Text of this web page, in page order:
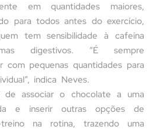
em quantidades maiores,
para todos antes do exercício,
tem sensibilidade à cafeína
digestivos. “É sempre
com pequenas quantidades para
indica Neves.
de associar o chocolate a uma
e inserir outras opções de
na rotina, trazendo uma